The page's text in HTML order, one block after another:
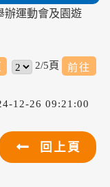
辦運動會及園遊
2/5頁
12-26 09:21:00
回上頁